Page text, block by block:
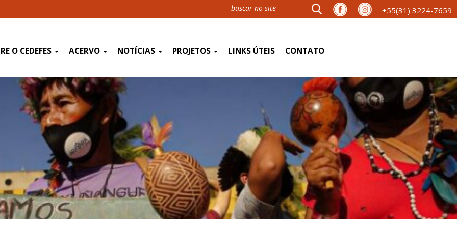
+55(31) 3224-7659
O CEDEFES ACERVO NOTÍCIAS PROJETOS LINKS ÚTEIS CONTATO